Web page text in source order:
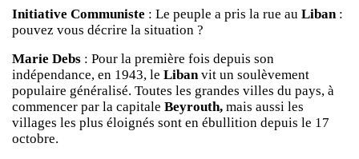
Initiative Communiste : Le peuple a pris la rue au Liban :
pouvez vous décrire la situation ?
Marie Debs : Pour la première fois depuis son
indépendance, en 1943, le Libanvit un soulèvement
populaire généralisé. Toutes les grandes villes du pays, à
commencer par la capitale Beyrouth, mais aussi les
villages les plus éloignés sont en ébullition depuis le 17
octobre.